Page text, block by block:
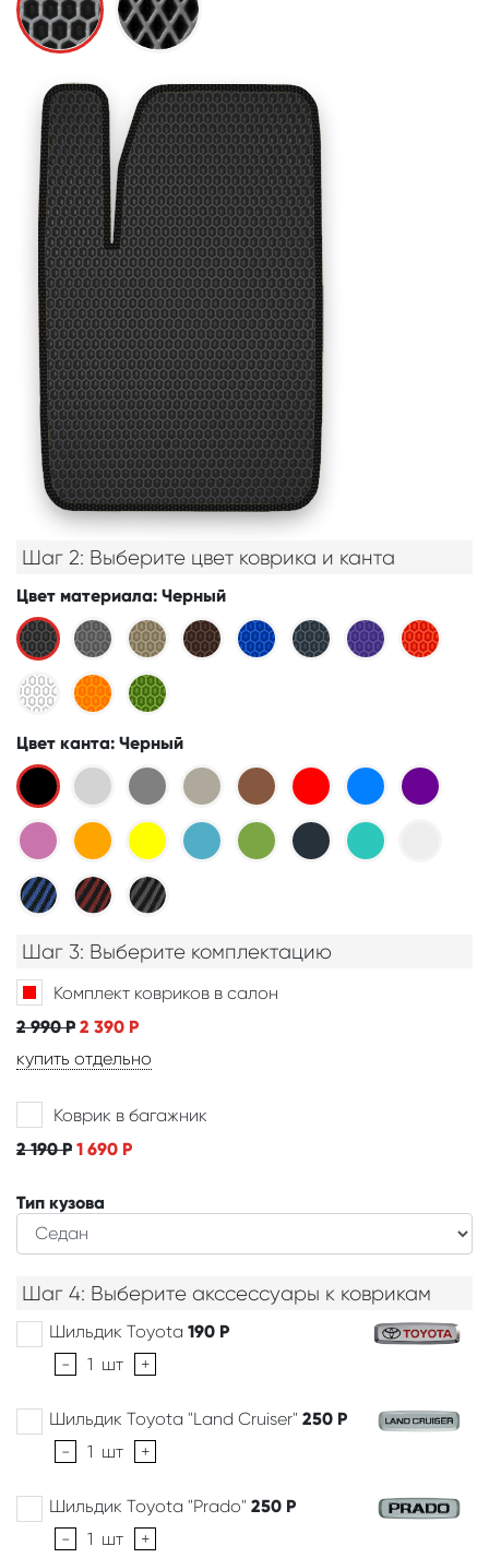
Шаг 2: Выберите цвет коврика и канта
Цвет материала: Черный
Цвет канта: Черный
Шаг 3: Выберите комплектацию
Комплект ковриков в салон
2 990Р 2 390 Р
купить отдельно
Коврик в багажник
2 190Р 1 690 Р
Тип кузова
Шаг 4: Выберите акссессуары к коврикам
Шильдик Toyota 190 Р
-
1 шт +
Шильдик Toyota "Land Cruiser" 250 Р
-
1 шт +
Шильдик Toyota "Prado" 250 Р
-
1 шт +